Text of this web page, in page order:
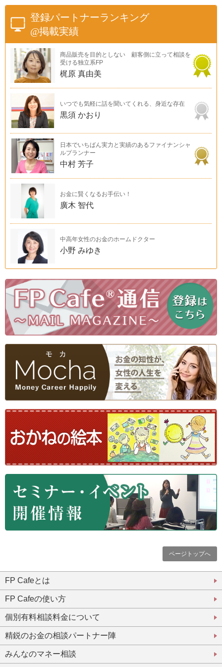
登録パートナーランキング
@掲載実績
商品販売を目的としない 顧客側に立って相談を
受ける独立系FP
梶原 真由美
いつでも気軽に話を聞いてくれる、身近な存在
黒須 かおり
日本でいちばん実力と実績のあるファイナンシャ
ルプランナー
中村 芳子
お金に賢くなるお手伝い！
廣木 智代
中高年女性のお金のホームドクター
小野 みゆき
ページトップへ
FP Cafeとは
FP Cafeの使い方
個別有料相談料金について
精鋭のお金の相談パートナー陣
みんなのマネー相談